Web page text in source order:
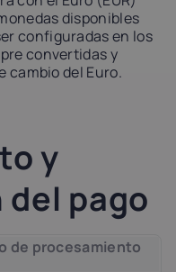
disponibles
configuradas en los
convertidas y
cambio del Euro.
y
pago
de procesamiento